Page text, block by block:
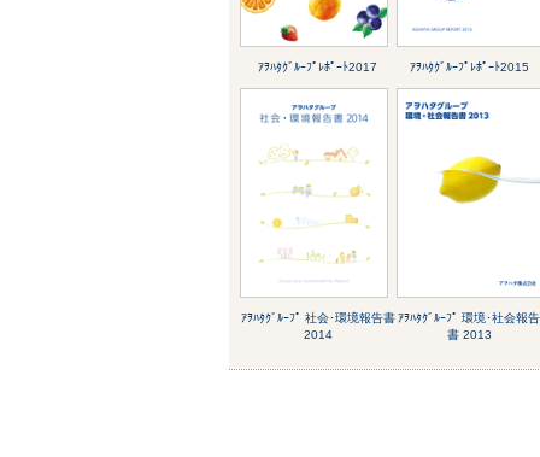
ｱｦﾊﾀｸﾞﾙｰﾌﾟﾚﾎﾟｰﾄ2017 ｱｦﾊﾀｸﾞﾙｰﾌﾟﾚﾎﾟｰﾄ2015
ｱｦﾊﾀｸﾞﾙｰﾌﾟ 社会･環境報告書
2014
ｱｦﾊﾀｸﾞﾙｰﾌﾟ 環境･社会報告
書 2013